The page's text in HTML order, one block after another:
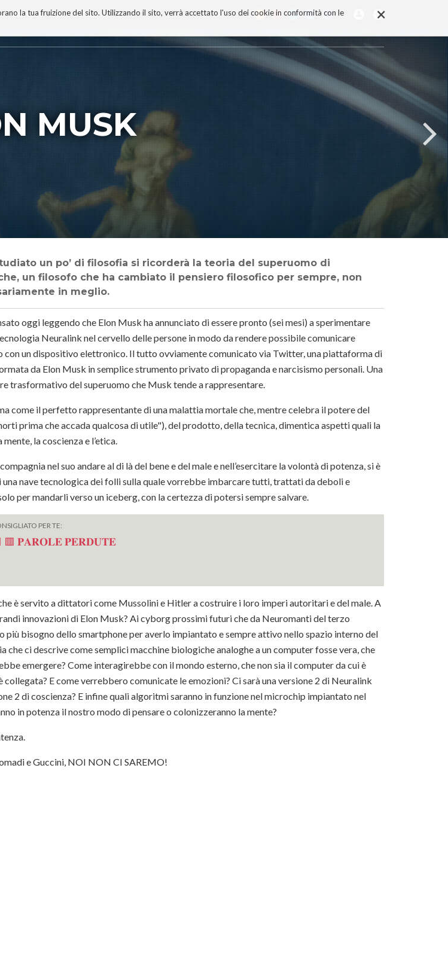
×
la tua fruizione del sito. Utilizzando il sito, verrà accettato l'uso dei cookie in conformità con le
I MIEI LIBRI PROGETTO
MUSK
un filosofo che ha cambiato il pensiero filosofico per sempre, non
in meglio.
oggi leggendo che Elon Musk ha annunciato di essere pronto (sei mesi) a sperimentare
Neuralink nel cervello delle persone in modo da rendere possibile comunicare
con un dispositivo elettronico. Il tutto ovviamente comunicato via Twitter, una piattaforma di
da Elon Musk in semplice strumento privato di propaganda e narcisismo personali. Una
trasformativo del superuomo che Musk tende a rappresentare.
come il perfetto rappresentante di una malattia mortale che, mentre celebra il potere del
prima che accada qualcosa di utile"), del prodotto, della tecnica, dimentica aspetti quali la
la coscienza e l’etica.
nel suo andare al di là del bene e del male e nell’esercitare la volontà di potenza, si è
una nave tecnologica dei folli sulla quale vorrebbe imbarcare tutti, trattati da deboli e
per mandarli verso un iceberg, con la certezza di potersi sempre salvare.
PER TE:
🟥 𝐏𝐀𝐑𝐎𝐋𝐄 𝐏𝐄𝐑𝐃𝐔𝐓𝐄
è servito a dittatori come Mussolini e Hitler a costruire i loro imperi autoritari e del male. A
innovazioni di Elon Musk? Ai cyborg prossimi futuri che da Neuromanti del terzo
più bisogno dello smartphone per averlo impiantato e sempre attivo nello spazio interno del
che ci descrive come semplici macchine biologiche analoghe a un computer fosse vera, che
emergere? Come interagirebbe con il mondo esterno, che non sia il computer da cui è
collegata? E come verrebbero comunicate le emozioni? Ci sarà una versione 2 di Neuralink
2 di coscienza? E infine quali algoritmi saranno in funzione nel microchip impiantato nel
in potenza il nostro modo di pensare o colonizzeranno la mente?
e Guccini, NOI NON CI SAREMO!